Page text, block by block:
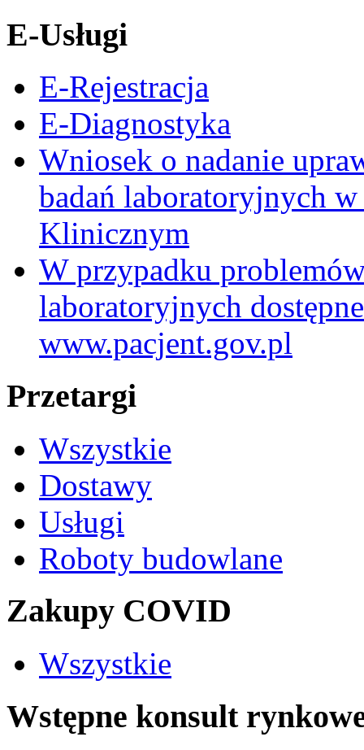
E-Usługi
E-Rejestracja
E-Diagnostyka
Wniosek o nadanie
badań laboratoryjnych
Klinicznym
W przypadku
laboratoryjnych
www.pacjent.gov.pl
Przetargi
Wszystkie
Dostawy
Usługi
Roboty budowlane
Zakupy COVID
Wszystkie
Wstępne konsult